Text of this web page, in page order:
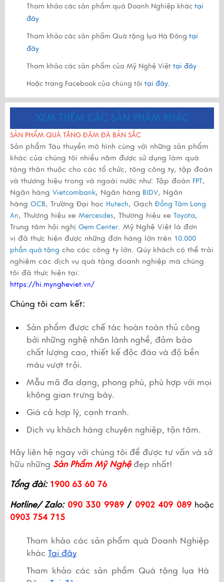
Tham khảo các sản phẩm quà Doanh Nghiệp khác tại
đây
Tham khảo các sản phẩm Quà tặng lụa Hà Đông tại
đây
Tham khảo các sản phẩm của Mỹ Nghệ Việt tại đây
Hoặc trang Facebook của chúng tôi tại đây.
XEM THÊM CÁC SẢN PHẨM KHÁC
SẢN PHẨM QUÀ TẶNG ĐẬM ĐÀ BẢN SẮC
Sản phẩm Tàu thuyền mô hình cùng với những sản phẩm
khác của chúng tôi nhiều năm được sử dụng làm quà
tặng thân thuộc cho các tổ chức, tông công ty, tập đoàn
và thương hiệu trong và ngoài nước như: Tập đoàn FPT,
Ngân hàng Vietcombank, Ngân hàng BIDV, Ngân
hàng OCB, Trường Đại học Hutech, Gạch Đồng Tâm Long
An, Thương hiệu xe Mercesdes, Thương hiệu xe Toyota,
Trung tâm hội nghị Gem Center. Mỹ Nghệ Việt là đơn
vị đã thực hiện được những đơn hàng lớn trên 10.000
phần quà tặng cho các công ty lớn. Qúy khách có thể trải
nghiệm các dịch vụ quà tặng doanh nghiệp mà chúng
tôi đã thực hiện tại:
https://hi.myngheviet.vn/
Chúng tôi cam kết:
Sản phẩm được chế tác hoàn toàn thủ công
bởi những nghệ nhân lành nghề, đảm bảo
chất lượng cao, thiết kế độc đáo và độ bền
màu vượt trội.
Mẫu mã đa dạng, phong phú, phù hợp với mọi
không gian trưng bày.
Giá cả hợp lý, cạnh tranh.
Dịch vụ khách hàng chuyên nghiệp, tận tâm.
Hãy liên hệ ngay với chúng tôi để được tư vấn và sở
hữu những Sản Phẩm Mỹ Nghệ đẹp nhất!
Tổng đài: 1900 63 60 76
Hotline/ Zalo: 090 330 9989 / 0902 409 089
0903 754 715
Tham khảo các sản phẩm quà Doanh Nghiệp
khác Tại đây
Tham khảo các sản phẩm Quà tặng lụa Hà